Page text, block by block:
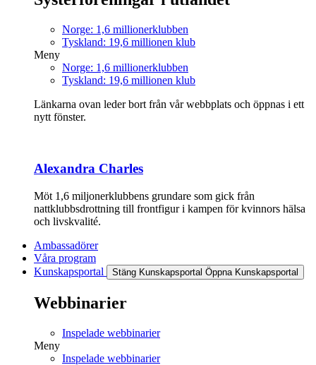
Norge: 1,6 millionerklubben
Tyskland: 19,6 millionen klub
Meny
Norge: 1,6 millionerklubben
Tyskland: 19,6 millionen klub
Länkarna ovan leder bort från vår webbplats och öppnas i ett
nytt fönster.
Alexandra Charles
Möt 1,6 miljonerklubbens grundare som gick från
nattklubbsdrottning till frontfigur i kampen för kvinnors hälsa
och livskvalité.
Ambassadörer
Våra program
Kunskapsportal
Stäng Kunskapsportal Öppna Kunskapsportal
Webbinarier
Inspelade webbinarier
Meny
Inspelade webbinarier